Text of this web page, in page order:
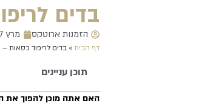
בדים
הזמנות ארוטקס מרץ 17, 2024
דף הבית» בדים לריפוד כסאות –
תוכן עניינים
האם אתה מוכן להפוך את